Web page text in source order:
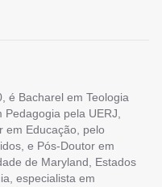
é Bacharel em Teologia
Pedagogia pela UERJ,
em Educação, pelo
e Pós-Doutor em
de Maryland, Estados
especialista em